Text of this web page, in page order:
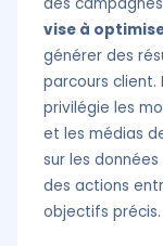
vise à
générer des
parcours client.
privilégie les
et les médias
sur les
des actions
objectifs précis.